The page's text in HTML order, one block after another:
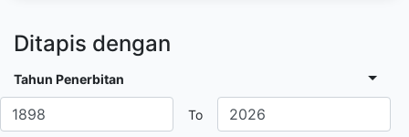
Ditapis dengan
Tahun Penerbitan
To